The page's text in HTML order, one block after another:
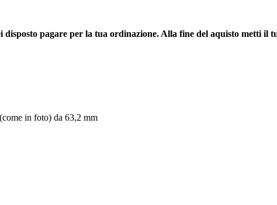
pagare per la tua ordinazione. Alla fine del aquisto metti il
in foto) da 63,2 mm